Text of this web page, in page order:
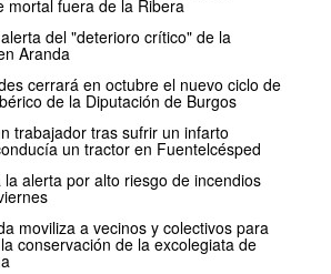
mortal fuera de la Ribera
del "deterioro crítico" de la
Aranda
cerrará en octubre el nuevo ciclo de
de la Diputación de Burgos
trabajador tras sufrir un infarto
un tractor en Fuentelcésped
la alerta por alto riesgo de incendios
moviliza a vecinos y colectivos para
conservación de la excolegiata de